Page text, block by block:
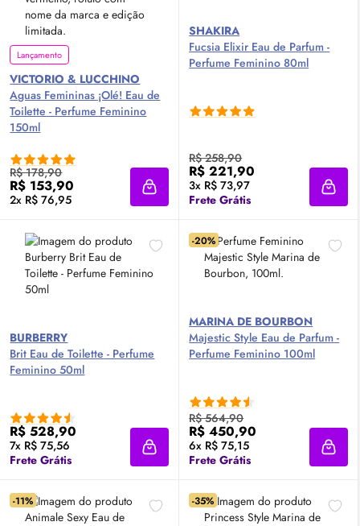
Lançamento
VICTORIO & LUCCHINO
Aguas Femininas ¡Olé! Eau de
Toilette - Perfume Feminino
150ml
R$ 178,90
R$ 153,90
2x R$ 76,95 Adicionar à sacola
SHAKIRA
Fucsia Elixir Eau de Parfum -
Perfume Feminino 80ml
R$ 258,90
R$ 221,90
3x R$ 73,97
Frete Grátis
BURBERRY
Brit Eau de Toilette - Perfume
Feminino 50ml
R$ 528,90
7x R$ 75,56
Frete Grátis
Adicionar à sacola
-20%
MARINA DE BOURBON
Majestic Style Eau de Parfum -
Perfume Feminino 100ml
R$ 564,90
R$ 450,90
6x R$ 75,15
Frete Grátis
-11% -35%